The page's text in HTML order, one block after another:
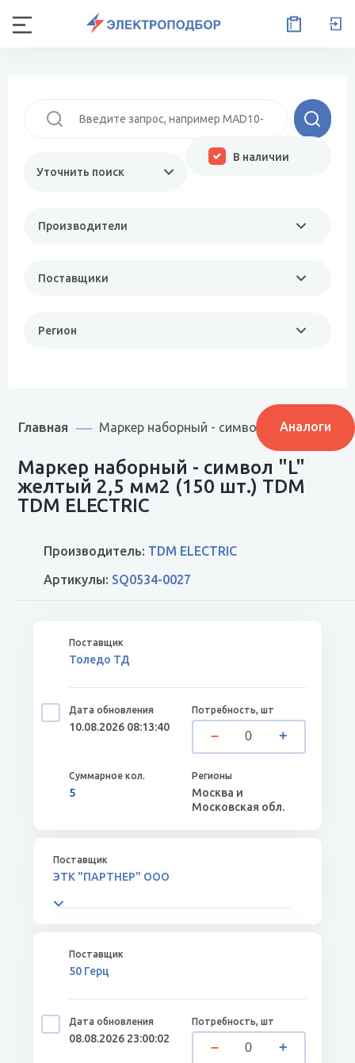
Уточнить поиск
Производители
Поставщики
Регион
В наличии
Главная Маркер наборный - символ "L" желтый
Аналоги
Маркер наборный - символ "L"
желтый 2,5 мм2 (150 шт.) TDM
TDM ELECTRIC
Производитель: TDM ELECTRIC
Артикулы: SQ0534-0027
Толедо ТД
10.08.2026 08:13:40
5
Москва и
Московская обл.
ЭТК "ПАРТНЕР" ООО
50 Герц
08.08.2026 23:00:02